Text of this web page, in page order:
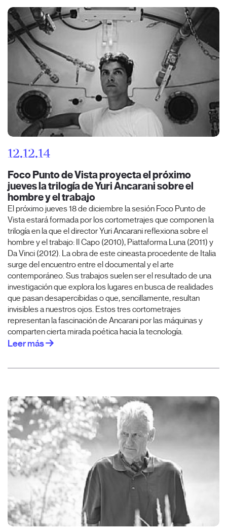
12.12.14
Foco Punto de Vista proyecta el próximo
jueves la trilogía de Yuri Ancarani sobre el
hombre y el trabajo
El próximo jueves 18 de diciembre la sesión Foco Punto de
Vista estará formada por los cortometrajes que componen la
trilogía en la que el director Yuri Ancarani reflexiona sobre el
hombre y el trabajo: Il Capo (2010), Piattaforma Luna (2011) y
Da Vinci (2012). La obra de este cineasta procedente de Italia
surge del encuentro entre el documental y el arte
contemporáneo. Sus trabajos suelen ser el resultado de una
investigación que explora los lugares en busca de realidades
que pasan desapercibidas o que, sencillamente, resultan
invisibles a nuestros ojos. Estos tres cortometrajes
representan la fascinación de Ancarani por las máquinas y
comparten cierta mirada poética hacia la tecnología.
Leer más